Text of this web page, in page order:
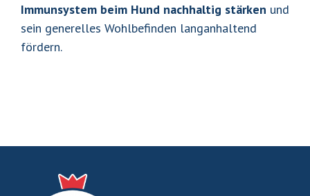
Immunsystem beim Hund nachhaltig stärken und
sein generelles Wohlbefinden langanhaltend
fördern.